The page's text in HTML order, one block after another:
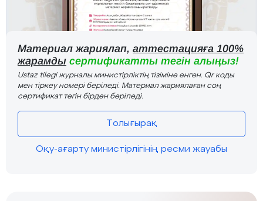
Материал жариялап, аттестацияға 100%
жарамды сертификатты тегін алыңыз!
Ustaz tilegi журналы министірліктің тізіміне енген. Qr коды
мен тіркеу номері беріледі. Материал жариялаған соң
сертификат тегін бірден беріледі.
Толығырақ
Оқу-ағарту министірлігінің ресми жауабы